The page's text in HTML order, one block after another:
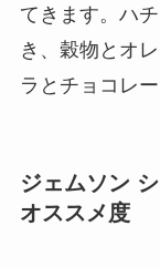
てきます。ハ
き、穀物とオ
ラとチョコレ
ジェムソン
オススメ度